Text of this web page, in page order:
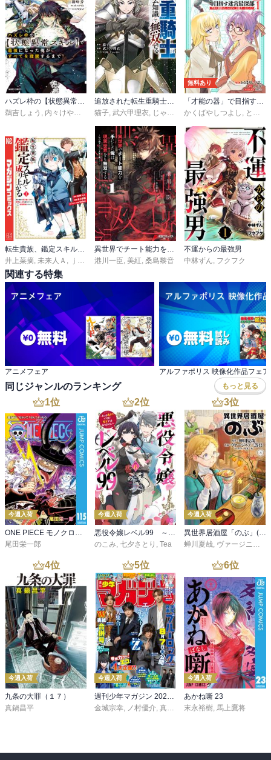
鵜吉しょう
内々けやき 篠崎芳, KWKM
猫子 武六甲理衣 じゃいあん
無料あり
かくばやしつよし
とんび
転生貴族、鑑定スキルで成り上がる ～弱小領地を受け継いだので、優秀な人材を増やしていたら、最強領地になってた～
井上菜摘, 未来人Ａ , ｊｉｍｍｙ
異世界でチート能力を手にした俺は、現実世界をも無双する
港川一臣, 美紅, 桑島黎音
不運からの最強男
中林ずん, フクフク
関連する特集
アニメフェア アルファポリス 映像化作品フェア
同じジャンルのランキング もっと見る
1位
今週入荷
ONE PIECE モノクロ版 115
尾田栄一郎
2位
今週入荷
悪役令嬢レベル99 ～私は裏ボスですが魔王ではありません～ その６
のこみ, 七夕さとり , Tea
3位
今週入荷
異世界居酒屋「のぶ」(22)
蝉川夏哉, ヴァージニア二等兵
4位
今週入荷
九条の大罪（１７）
真鍋昌平
5位
今週入荷
週刊少年マガジン 2026年36・37号[2026年8月5日発売]
金城宗幸, ノ村優介, 真島ヒロ ,宮島礼吏,新川直司
6位
今週入荷
あかね噺 23
末永裕樹, 馬上鷹将